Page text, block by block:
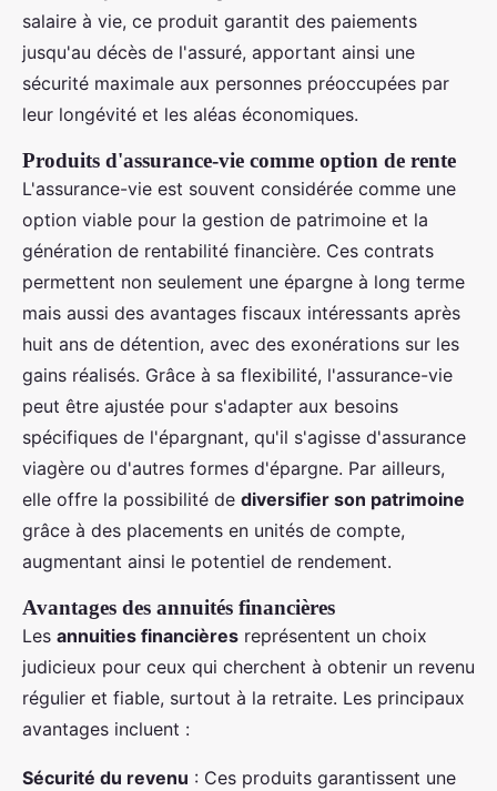
salaire à vie, ce produit garantit des paiements
jusqu'au décès de l'assuré, apportant ainsi une
sécurité maximale aux personnes préoccupées par
leur longévité et les aléas économiques.
Produits d'assurance-vie comme option de rente
L'assurance-vie est souvent considérée comme une
option viable pour la gestion de patrimoine et la
génération de rentabilité financière. Ces contrats
permettent non seulement une épargne à long terme
mais aussi des avantages fiscaux intéressants après
huit ans de détention, avec des exonérations sur les
gains réalisés. Grâce à sa flexibilité, l'assurance-vie
peut être ajustée pour s'adapter aux besoins
spécifiques de l'épargnant, qu'il s'agisse d'assurance
viagère ou d'autres formes d'épargne. Par ailleurs,
elle offre la possibilité de diversifier son patrimoine
grâce à des placements en unités de compte,
augmentant ainsi le potentiel de rendement.
Avantages des annuités financières
Les annuities financières représentent un choix
judicieux pour ceux qui cherchent à obtenir un revenu
régulier et fiable, surtout à la retraite. Les principaux
avantages incluent :
Sécurité du revenu : Ces produits garantissent une